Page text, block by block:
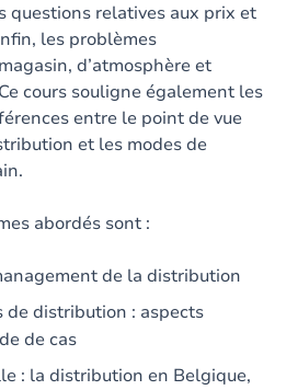
questions relatives aux prix et
les problèmes
d’atmosphère et
cours souligne également les
entre le point de vue
et les modes de
abordés sont :
de la distribution
de distribution : aspects
de cas
: la distribution en Belgique,